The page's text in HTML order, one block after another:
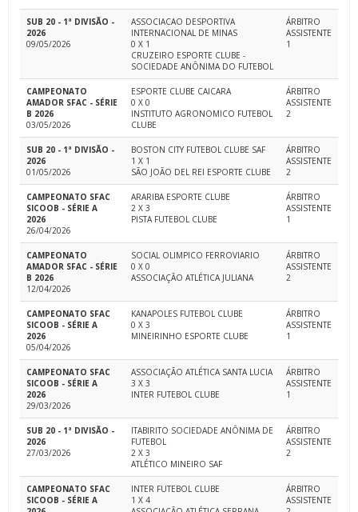
SUB 20 - 1ª DIVISÃO -
2026
09/05/2026
ASSOCIACAO DESPORTIVA
INTERNACIONAL DE MINAS
0 X 1
CRUZEIRO ESPORTE CLUBE -
SOCIEDADE ANÔNIMA DO FUTEBOL
ÁRBITRO
ASSISTENTE
1
CAMPEONATO
AMADOR SFAC - SÉRIE
B 2026
03/05/2026
ESPORTE CLUBE CAICARA
0 X 0
INSTITUTO AGRONOMICO FUTEBOL
CLUBE
ÁRBITRO
ASSISTENTE
2
SUB 20 - 1ª DIVISÃO -
2026
01/05/2026
BOSTON CITY FUTEBOL CLUBE SAF
1 X 1
SÃO JOÃO DEL REI ESPORTE CLUBE
ÁRBITRO
ASSISTENTE
2
CAMPEONATO SFAC
SICOOB - SÉRIE A
2026
26/04/2026
ARARIBA ESPORTE CLUBE
2 X 3
PISTA FUTEBOL CLUBE
ÁRBITRO
ASSISTENTE
1
CAMPEONATO
AMADOR SFAC - SÉRIE
B 2026
12/04/2026
SOCIAL OLIMPICO FERROVIARIO
0 X 0
ASSOCIAÇÃO ATLÉTICA JULIANA
ÁRBITRO
ASSISTENTE
2
CAMPEONATO SFAC
SICOOB - SÉRIE A
2026
05/04/2026
KANAPOLES FUTEBOL CLUBE
0 X 3
MINEIRINHO ESPORTE CLUBE
ÁRBITRO
ASSISTENTE
1
CAMPEONATO SFAC
SICOOB - SÉRIE A
2026
29/03/2026
ASSOCIAÇÃO ATLÉTICA SANTA LUCIA
3 X 3
INTER FUTEBOL CLUBE
ÁRBITRO
ASSISTENTE
1
SUB 20 - 1ª DIVISÃO -
2026
27/03/2026
ITABIRITO SOCIEDADE ANÔNIMA DE
FUTEBOL
2 X 3
ATLÉTICO MINEIRO SAF
ÁRBITRO
ASSISTENTE
2
CAMPEONATO SFAC
SICOOB - SÉRIE A
INTER FUTEBOL CLUBE
1 X 4
ÁRBITRO
ASSISTENTE